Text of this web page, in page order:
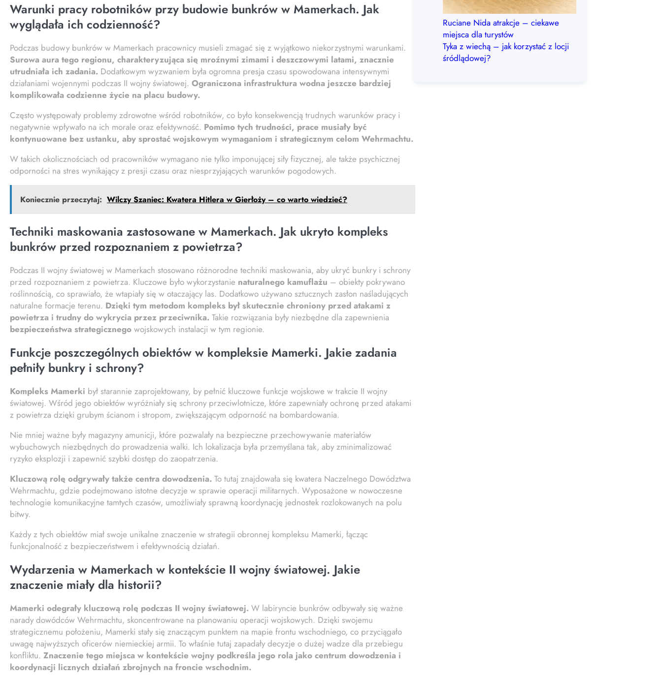
Warunki pracy robotników przy budowie bunkrów w Mamerkach. Jak
wyglądała ich codzienność?
Podczas budowy bunkrów w Mamerkach pracownicy musieli zmagać się z wyjątkowo niekorzystnymi warunkami.
Surowa aura tego regionu, charakteryzująca się mroźnymi zimami i deszczowymi latami, znacznie
utrudniała ich zadania. Dodatkowym wyzwaniem była ogromna presja czasu spowodowana intensywnymi
działaniami wojennymi podczas II wojny światowej. Ograniczona infrastruktura wodna jeszcze bardziej
komplikowała codzienne życie na placu budowy.
Często występowały problemy zdrowotne wśród robotników, co było konsekwencją trudnych warunków pracy i
negatywnie wpływało na ich morale oraz efektywność. Pomimo tych trudności, prace musiały być
kontynuowane bez ustanku, aby sprostać wojskowym wymaganiom i strategicznym celom Wehrmachtu.
W takich okolicznościach od pracowników wymagano nie tylko imponującej siły fizycznej, ale także psychicznej
odporności na stres wynikający z presji czasu oraz niesprzyjających warunków pogodowych.
Koniecznie przeczytaj: Wilczy Szaniec: Kwatera Hitlera w Gierłoży – co warto wiedzieć?
Techniki maskowania zastosowane w Mamerkach. Jak ukryto kompleks
bunkrów przed rozpoznaniem z powietrza?
Podczas II wojny światowej w Mamerkach stosowano różnorodne techniki maskowania, aby ukryć bunkry i schrony
przed rozpoznaniem z powietrza. Kluczowe było wykorzystanie naturalnego kamuflażu – obiekty pokrywano
roślinnością, co sprawiało, że wtapiały się w otaczający las. Dodatkowo używano sztucznych zasłon naśladujących
naturalne formacje terenu. Dzięki tym metodom kompleks był skutecznie chroniony przed atakami z
powietrza i trudny do wykrycia przez przeciwnika. Takie rozwiązania były niezbędne dla zapewnienia
bezpieczeństwa strategicznego wojskowych instalacji w tym regionie.
Funkcje poszczególnych obiektów w kompleksie Mamerki. Jakie zadania
pełniły bunkry i schrony?
Kompleks Mamerki był starannie zaprojektowany, by pełnić kluczowe funkcje wojskowe w trakcie II wojny
światowej. Wśród jego obiektów wyróżniały się schrony przeciwlotnicze, które zapewniały ochronę przed atakami
z powietrza dzięki grubym ścianom i stropom, zwiększającym odporność na bombardowania.
Nie mniej ważne były magazyny amunicji, które pozwalały na bezpieczne przechowywanie materiałów
wybuchowych niezbędnych do prowadzenia walki. Ich lokalizacja była przemyślana tak, aby zminimalizować
ryzyko eksplozji i zapewnić szybki dostęp do zaopatrzenia.
Kluczową rolę odgrywały także centra dowodzenia. To tutaj znajdowała się kwatera Naczelnego Dowództwa
Wehrmachtu, gdzie podejmowano istotne decyzje w sprawie operacji militarnych. Wyposażone w nowoczesne
technologie komunikacyjne tamtych czasów, umożliwiały sprawną koordynację jednostek rozlokowanych na polu
bitwy.
Każdy z tych obiektów miał swoje unikalne znaczenie w strategii obronnej kompleksu Mamerki, łącząc
funkcjonalność z bezpieczeństwem i efektywnością działań.
Wydarzenia w Mamerkach w kontekście II wojny światowej. Jakie
znaczenie miały dla historii?
Mamerki odegrały kluczową rolę podczas II wojny światowej. W labiryncie bunkrów odbywały się ważne
narady dowódców Wehrmachtu, skoncentrowane na planowaniu operacji wojskowych. Dzięki swojemu
strategicznemu położeniu, Mamerki stały się znaczącym punktem na mapie frontu wschodniego, co przyciągało
uwagę najwyższych oficerów niemieckiej armii. To właśnie tutaj zapadały decyzje o dużej wadze dla przebiegu
konfliktu. Znaczenie tego miejsca w kontekście wojny podkreśla jego rola jako centrum dowodzenia i
koordynacji licznych działań zbrojnych na froncie wschodnim.
Ruciane Nida atrakcje – ciekawe
miejsca dla turystów
Tyka z wiechą – jak korzystać z locji
śródlądowej?